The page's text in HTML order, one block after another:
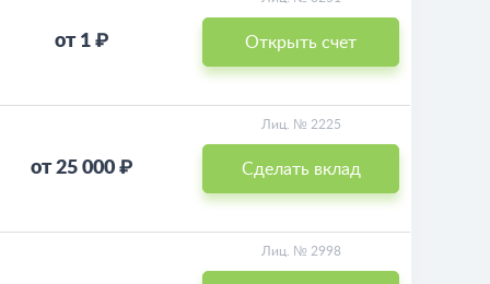
от 1 ₽ Открыть счет
от 25 000 ₽
Лиц. № 2225
Сделать вклад
Лиц. № 2998